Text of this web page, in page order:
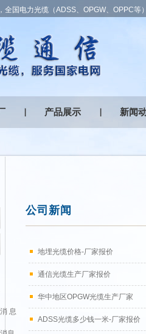
全国电力光缆（ADSS、OPGW、OPPC等
产品展示 新闻
公司新闻
地埋光缆价格-厂家报价
通信光缆生产厂家报价
华中地区OPGW光缆生产厂家
ADSS光缆多少钱一米-厂家报价